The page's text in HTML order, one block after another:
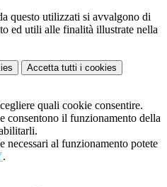
questo utilizzati si avvalgono di
ed utili alle finalità illustrate nella
Accetta tutti i cookies
quali cookie consentire.
consentono il funzionamento della
necessari al funzionamento potete
.